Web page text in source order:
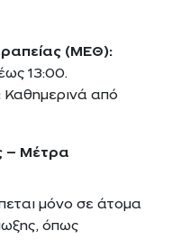
(ΜΕΘ):
13:00.
Καθημερινά από
– Μέτρα
μόνο σε άτομα
όπως